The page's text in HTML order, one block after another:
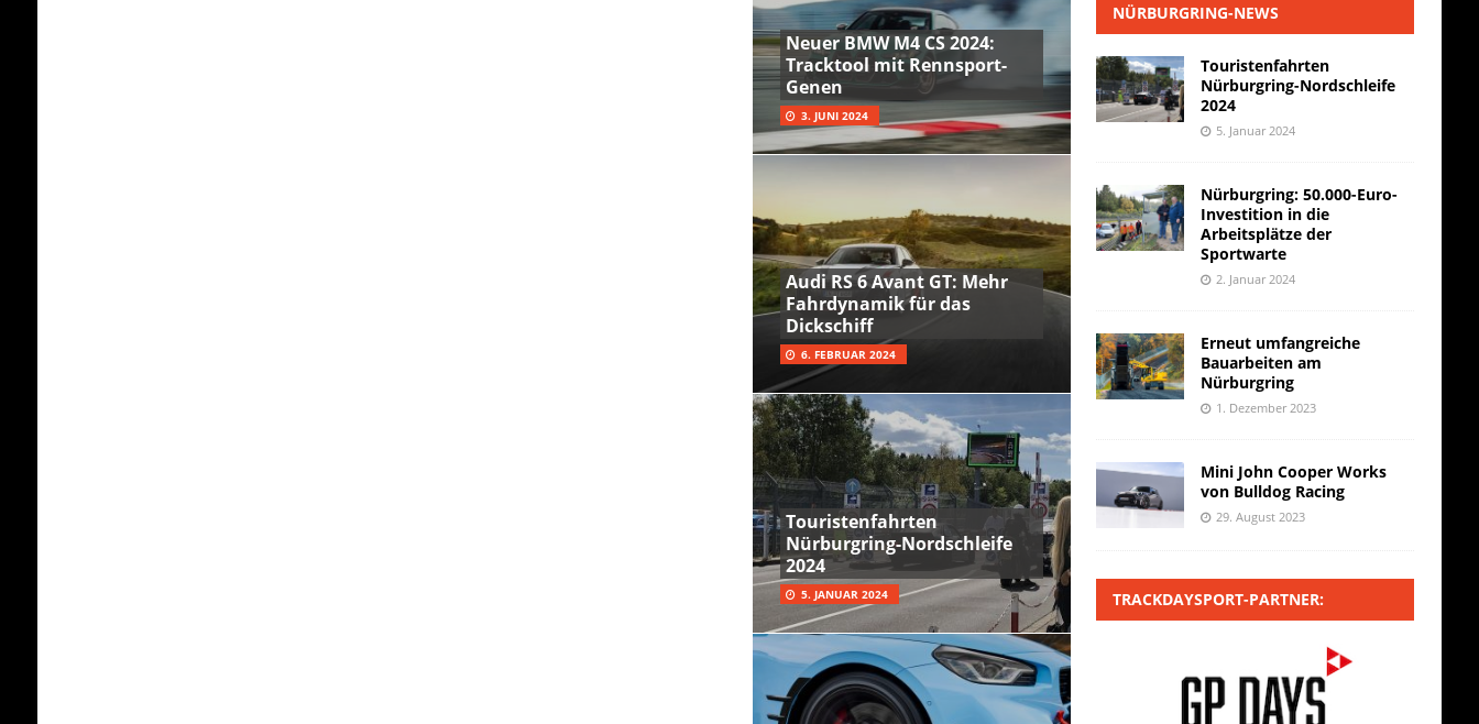
Neuer BMW M4 CS 2024:
Tracktool mit Rennsport-
Genen
3. JUNI 2024
Audi RS 6 Avant GT: Mehr
Fahrdynamik für das
Dickschiff
6. FEBRUAR 2024
Touristenfahrten
Nürburgring-Nordschleife
2024
5. JANUAR 2024
NÜRBURGRING-NEWS
Touristenfahrten
Nürburgring-Nordschleife
2024
5. Januar 2024
Nürburgring: 50.000-Euro-
Investition in die
Arbeitsplätze der
Sportwarte
2. Januar 2024
Erneut umfangreiche
Bauarbeiten am
Nürburgring
1. Dezember 2023
Mini John Cooper Works
von Bulldog Racing
29. August 2023
TRACKDAYSPORT-PARTNER: